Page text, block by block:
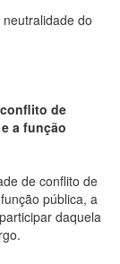
do
de
a função
de conflito de
pública, a
daquela